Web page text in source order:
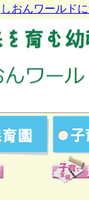
しおんワールド